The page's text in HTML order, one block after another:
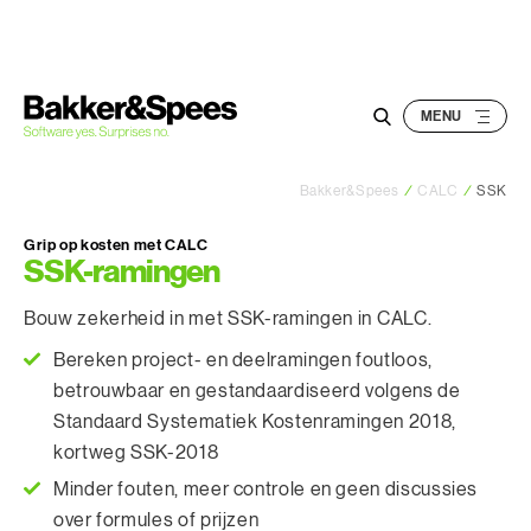
Bakker&Spees / CALC / SSK
Grip op kosten met CALC
SSK-ramingen
Bouw zekerheid in met SSK-ramingen in CALC.
Bereken project- en deelramingen foutloos,
betrouwbaar en gestandaardiseerd volgens de
Standaard Systematiek Kostenramingen 2018,
kortweg SSK-2018
Minder fouten, meer controle en geen discussies
over formules of prijzen